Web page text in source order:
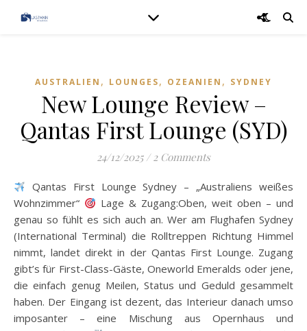
AUSTRALIEN , LOUNGES, OZEANIEN , SYDNEY
New Lounge Review –
Qantas First Lounge (SYD)
24/12/2025 / 2 Comments
Qantas First Lounge Sydney – „Australiens weißes
Wohnzimmer“
Lage & Zugang:Oben, weit oben – und
genau so fühlt es sich auch an. Wer am Flughafen Sydney
(International Terminal) die Rolltreppen Richtung Himmel
nimmt, landet direkt in der Qantas First Lounge. Zugang
gibt’s für First-Class-Gäste, Oneworld Emeralds oder jene,
die einfach genug Meilen, Status und Geduld gesammelt
haben. Der Eingang ist dezent, das Interieur danach umso
imposanter – eine Mischung aus Opernhaus und